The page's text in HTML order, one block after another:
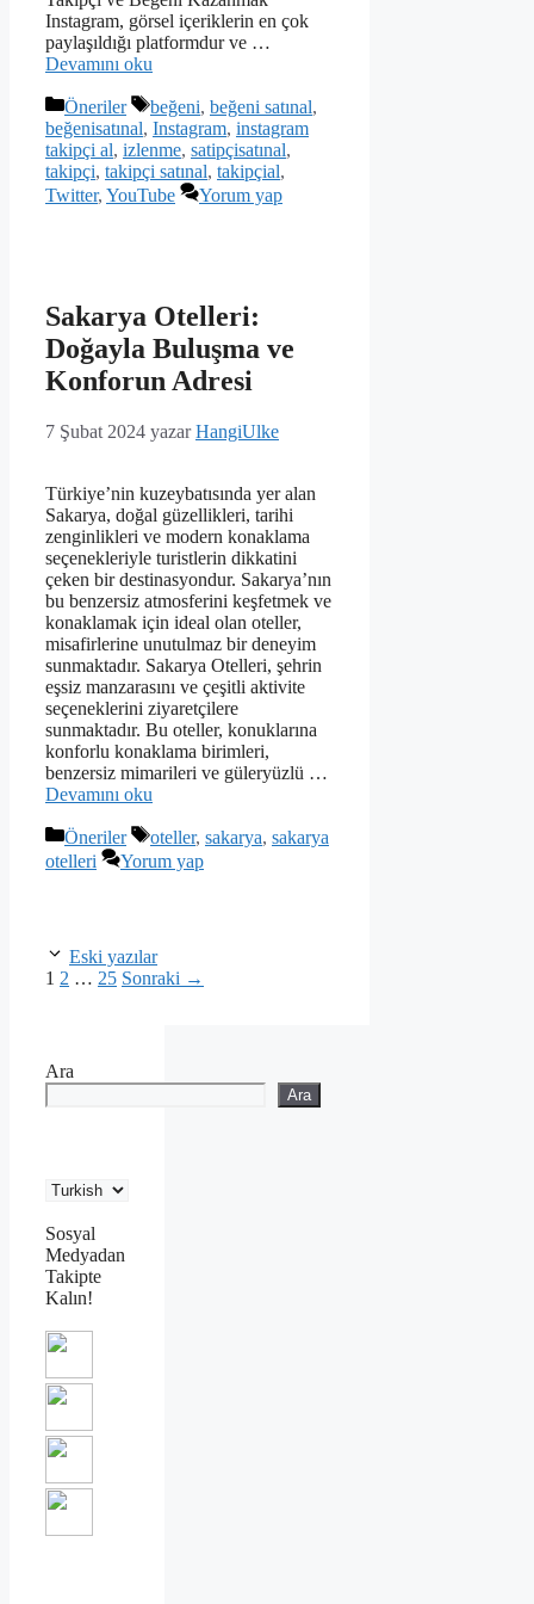
Instagram, görsel içeriklerin en çok
paylaşıldığı platformdur ve …
Devamını oku
Kategoriler
Öneriler Etiketler
beğeni, beğeni satınal,
beğenisatınal, Instagram, instagram
takipçi al, izlenme, satipçisatınal,
takipçi, takipçi satınal, takipçial,
Twitter, YouTube Yorum yap
Sakarya Otelleri:
Doğayla Buluşma ve
Konforun Adresi
7 Şubat 2024 yazarHangiUlke
Türkiye’nin kuzeybatısında yer alan
Sakarya, doğal güzellikleri, tarihi
zenginlikleri ve modern konaklama
seçenekleriyle turistlerin dikkatini
çeken bir destinasyondur. Sakarya’nın
bu benzersiz atmosferini keşfetmek ve
konaklamak için ideal olan oteller,
misafirlerine unutulmaz bir deneyim
sunmaktadır. Sakarya Otelleri, şehrin
eşsiz manzarasını ve çeşitli aktivite
seçeneklerini ziyaretçilere
sunmaktadır. Bu oteller, konuklarına
konforlu konaklama birimleri,
benzersiz mimarileri ve güleryüzlü …
Devamını oku
Kategoriler
Öneriler Etiketler
oteller, sakarya, sakarya
otelleri
Yorum yap
Eski yazılar
Sayfa
1 Sayfa
2 … Sayfa
25 Sonraki →
Ara
Ara
Sosyal
Medyadan
Takipte
Kalın!